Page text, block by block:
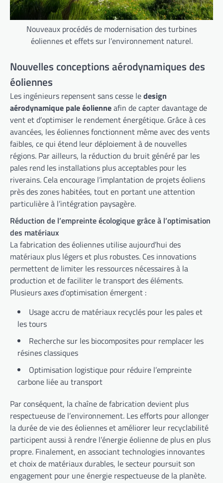
Nouveaux procédés de modernisation des turbines
éoliennes et effets sur l’environnement naturel.
Nouvelles conceptions aérodynamiques des
éoliennes
Les ingénieurs repensent sans cesse ledesign
aérodynamique pale éolienneafin de capter davantage de
vent et d’optimiser le rendement énergétique. Grâce à ces
avancées, les éoliennes fonctionnent même avec des vents
faibles, ce qui étend leur déploiement à de nouvelles
régions. Par ailleurs, la réduction du bruit généré par les
pales rend les installations plus acceptables pour les
riverains. Cela encourage l’implantation de projets éoliens
près des zones habitées, tout en portant une attention
particulière à l’intégration paysagère.
Réduction de l’empreinte écologique grâce à l’optimisation
des matériaux
La fabrication des éoliennes utilise aujourd’hui des
matériaux plus légers et plus robustes. Ces innovations
permettent de limiter les ressources nécessaires à la
production et de faciliter le transport des éléments.
Plusieurs axes d’optimisation émergent :
Usage accru de matériaux recyclés pour les pales et
les tours
Recherche sur les biocomposites pour remplacer les
résines classiques
Optimisation logistique pour réduire l’empreinte
carbone liée au transport
Par conséquent, la chaîne de fabrication devient plus
respectueuse de l’environnement. Les efforts pour allonger
la durée de vie des éoliennes et améliorer leur recyclabilité
participent aussi à rendre l’énergie éolienne de plus en plus
propre. Finalement, en associant technologies innovantes
et choix de matériaux durables, le secteur poursuit son
engagement pour une énergie respectueuse de la planète.